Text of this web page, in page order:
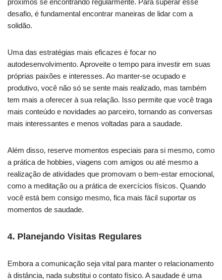
próximos se encontrando regularmente. Para superar esse
desafio, é fundamental encontrar maneiras de lidar com a
solidão.
Uma das estratégias mais eficazes é focar no
autodesenvolvimento. Aproveite o tempo para investir em suas
próprias paixões e interesses. Ao manter-se ocupado e
produtivo, você não só se sente mais realizado, mas também
tem mais a oferecer à sua relação. Isso permite que você traga
mais conteúdo e novidades ao parceiro, tornando as conversas
mais interessantes e menos voltadas para a saudade.
Além disso, reserve momentos especiais para si mesmo, como
a prática de hobbies, viagens com amigos ou até mesmo a
realização de atividades que promovam o bem-estar emocional,
como a meditação ou a prática de exercícios físicos. Quando
você está bem consigo mesmo, fica mais fácil suportar os
momentos de saudade.
4. Planejando Visitas Regulares
Embora a comunicação seja vital para manter o relacionamento
à distância, nada substitui o contato físico. A saudade é uma